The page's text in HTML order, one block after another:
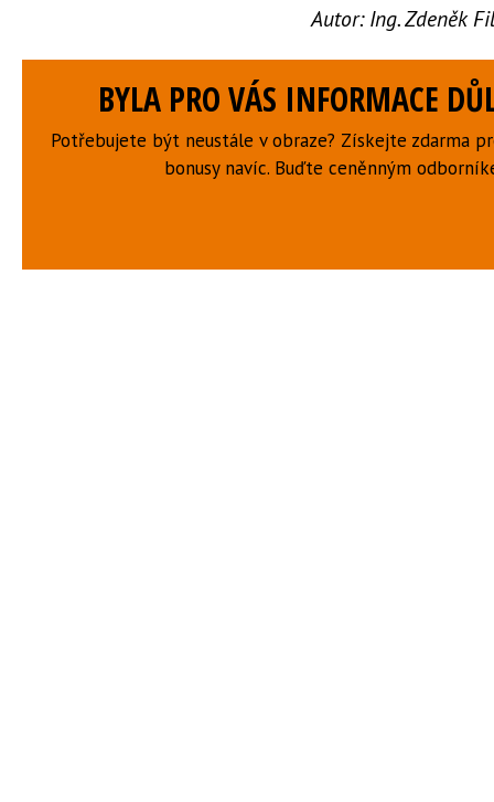
Autor: Ing. Zdeněk
BYLA PRO VÁS INFORMACE
Potřebujete být neustále v obraze? Získejte zdarma
bonusy navíc. Buďte ceněnným